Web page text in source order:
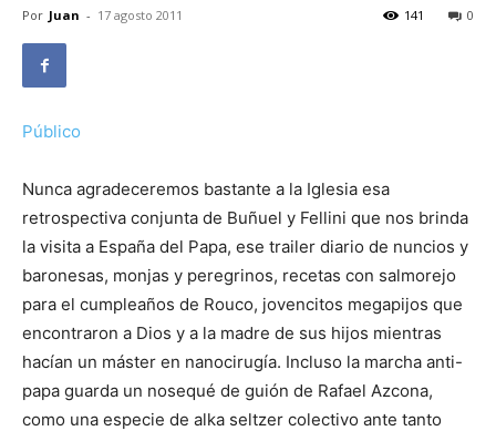
Por Juan - 17 agosto 2011 0
141
Público
Nunca agradeceremos bastante a la Iglesia esa
retrospectiva conjunta de Buñuel y Fellini que nos brinda
la visita a España del Papa, ese trailer diario de nuncios y
baronesas, monjas y peregrinos, recetas con salmorejo
para el cumpleaños de Rouco, jovencitos megapijos que
encontraron a Dios y a la madre de sus hijos mientras
hacían un máster en nanocirugía. Incluso la marcha anti-
papa guarda un nosequé de guión de Rafael Azcona,
como una especie de alka seltzer colectivo ante tanto